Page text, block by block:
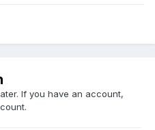
If you have an account,